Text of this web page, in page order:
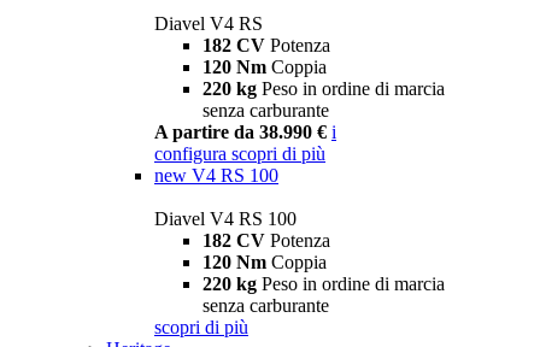
Diavel V4 RS
182 CV Potenza
120 Nm Coppia
220 kg Peso in ordine di marcia
senza carburante
A partire da 38.990 € i
configura scopri di più
new V4 RS 100
Diavel V4 RS 100
182 CV Potenza
120 Nm Coppia
220 kg Peso in ordine di marcia
senza carburante
scopri di più